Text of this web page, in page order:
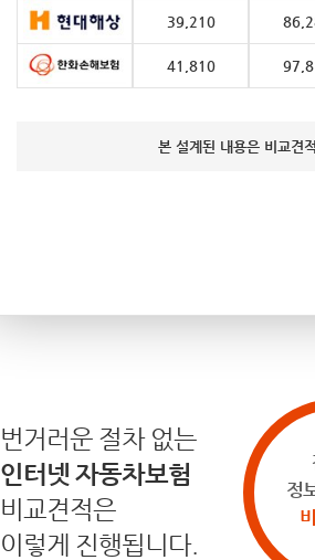
39,210
41,810
본 설계된 내용은 비교견
번거러운 절차 없는
인터넷 자동차보험
비교견적은
이렇게 진행됩니다.
정